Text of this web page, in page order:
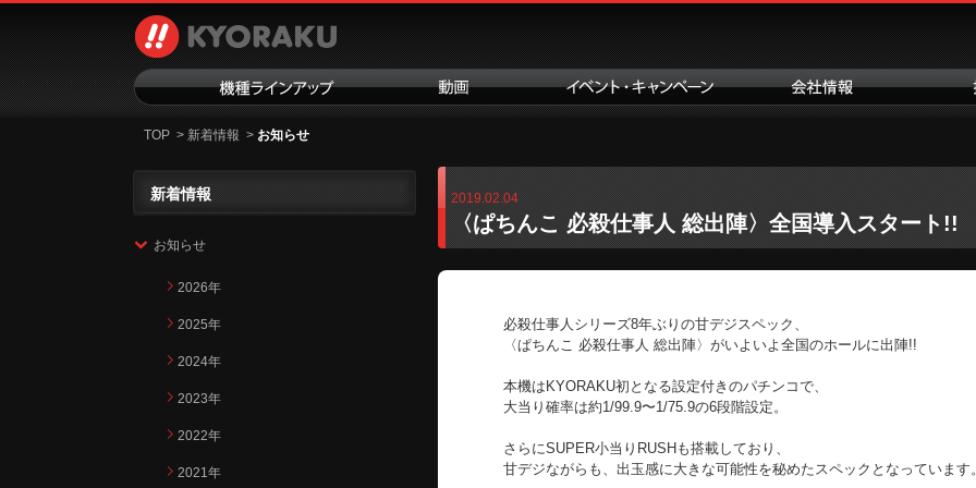
TOP > 新着情報 > お知らせ
新着情報
お知らせ
2026年
2025年
2024年
2023年
2022年
2021年
2019.02.04
〈ぱちんこ 必殺仕事人 総出陣〉全国導入スタート!!
必殺仕事人シリーズ8年ぶりの甘デジスペック、
〈ぱちんこ 必殺仕事人 総出陣〉がいよいよ全国のホールに出陣!!
本機はKYORAKU初となる設定付きのパチンコで、
大当り確率は約1/99.9〜1/75.9の6段階設定。
さらにSUPER小当りRUSHも搭載しており、
甘デジながらも、出玉感に大きな可能性を秘めたスペックとなっています